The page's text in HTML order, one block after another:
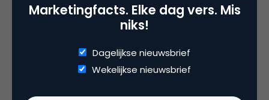
In relaties wordt er vroeg of laat aan het
ervaart dat loze beloften, mooie woorden of
glimmende folders alleen het eigen belang
Marketingfacts. Elke dag vers. Mis
niks!
Dagelijkse nieuwsbrief
Wekelijkse nieuwsbrief